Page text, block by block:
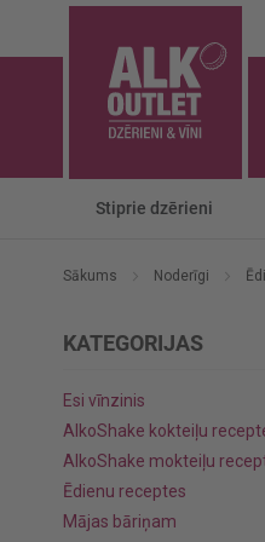
Stiprie dzērieni
Sākums Noderīgi
KATEGORIJAS
Esi vīnzinis
AlkoShake kokteiļu
AlkoShake mokteiļu
Ēdienu receptes
Mājas bāriņam